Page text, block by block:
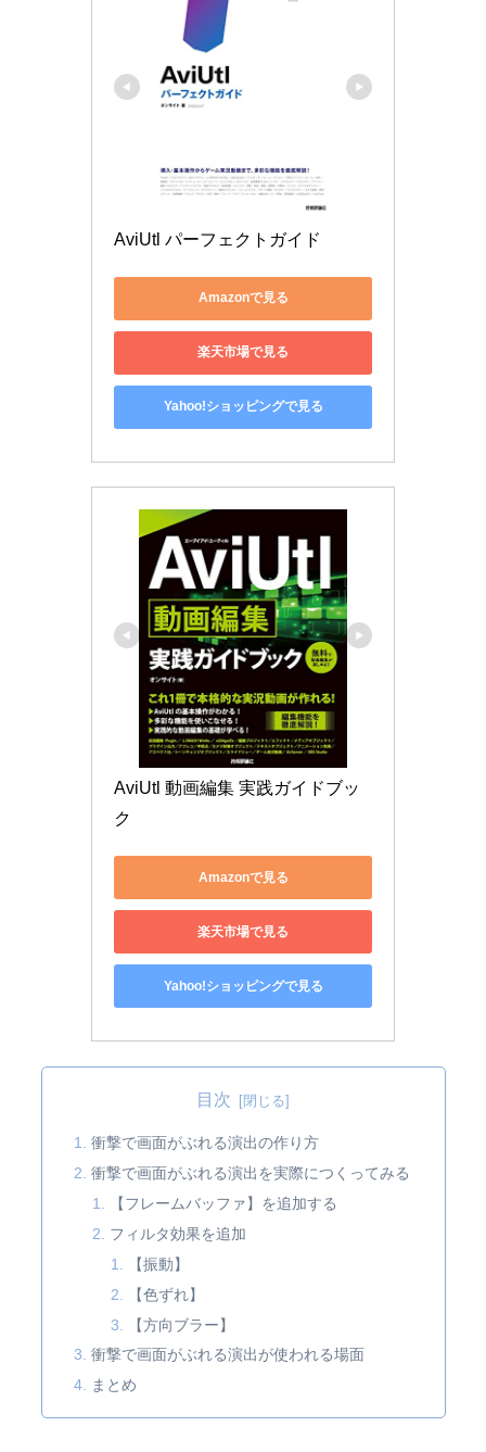
AviUtl パーフェクトガイド
Amazonで見る
楽天市場で見る
Yahoo!ショッピングで見る
AviUtl 動画編集 実践ガイドブッ
ク
Amazonで見る
楽天市場で見る
Yahoo!ショッピングで見る
目次
衝撃で画面がぶれる演出の作り方
衝撃で画面がぶれる演出を実際につくってみる
【フレームバッファ】を追加する
フィルタ効果を追加
【振動】
【色ずれ】
【方向ブラー】
衝撃で画面がぶれる演出が使われる場面
まとめ